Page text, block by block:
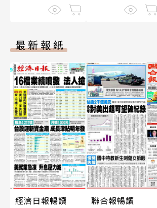
最新報紙
經濟日報暢讀 聯合報暢讀